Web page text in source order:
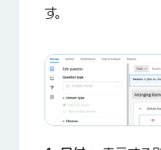
す。